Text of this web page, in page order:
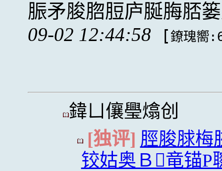
脤矛脧脗脰庐脠脢脴
09-02 12:44:58
[鐐瑰嚮
鍏ㄩ儴璺熻创
[独评] 脛脧脙梅
铰姑奥Ｂ竜锚P